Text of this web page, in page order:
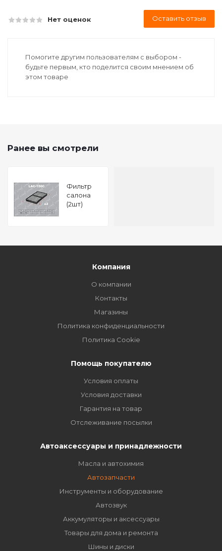
Нет оценок Оставить отзыв
Помогите другим пользователям с выбором -
будьте первым, кто поделится своим мнением об
этом товаре
Ранее вы смотрели
Фильтр
салона
(2шт)
Компания
О компании
Контакты
Магазины
Политика конфиденциальности
Политика Cookie
Помощь покупателю
Условия оплаты
Условия доставки
Гарантия на товар
Отслеживание посылки
Автоаксессуары и принадлежности
Масла и автохимия
Автозапчасти
Инструменты и оборудование
Автозвук
Аккумуляторы и аксессуары
Товары для дома и ремонта
Шины и диски